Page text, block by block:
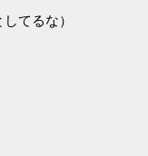
てるな）